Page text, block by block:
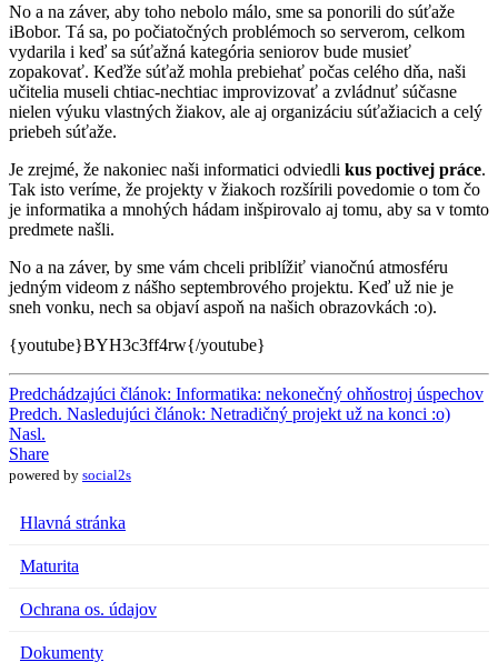
No a na záver, aby toho nebolo málo, sme sa ponorili do súťaže
iBobor. Tá sa, po počiatočných problémoch so serverom, celkom
vydarila i keď sa súťažná kategória seniorov bude musieť
zopakovať. Keďže súťaž mohla prebiehať počas celého dňa, naši
učitelia museli chtiac-nechtiac improvizovať a zvládnuť súčasne
nielen výuku vlastných žiakov, ale aj organizáciu súťažiacich a celý
priebeh súťaže.
Je zrejmé, že nakoniec naši informatici odviedli kus poctivej práce.
Tak isto veríme, že projekty v žiakoch rozšírili povedomie o tom čo
je informatika a mnohých hádam inšpirovalo aj tomu, aby sa v tomto
predmete našli.
No a na záver, by sme vám chceli priblížiť vianočnú atmosféru
jedným videom z nášho septembrového projektu. Keď už nie je
sneh vonku, nech sa objaví aspoň na našich obrazovkách :o).
{youtube}BYH3c3ff4rw{/youtube}
Predchádzajúci článok: Informatika: nekonečný ohňostroj úspechov
Predch. Nasledujúci článok: Netradičný projekt už na konci :o)
Nasl.
Share
powered by social2s
Hlavná stránka
Maturita
Ochrana os. údajov
Dokumenty